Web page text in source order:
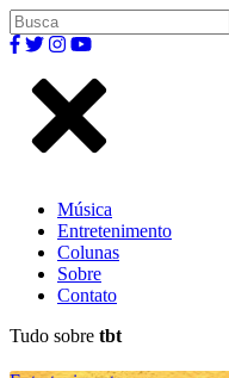
Música
Entretenimento
Colunas
Sobre
Contato
Tudo sobre tbt